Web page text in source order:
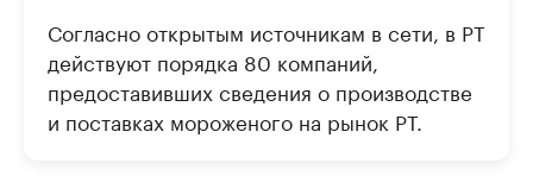
Согласно открытым источникам в сети, в РТ
действуют порядка 80 компаний,
предоставивших сведения о производстве
и поставках мороженого на рынок РТ.